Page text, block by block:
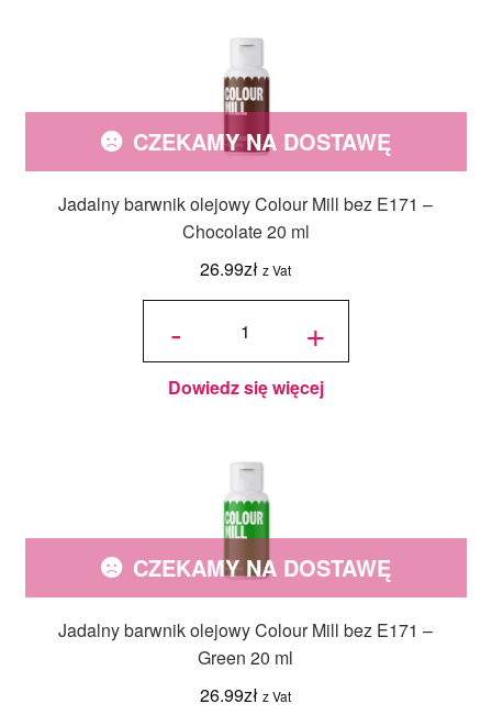
Jadalny barwnik olejowy Colour Mill bez E171 –
Chocolate 20 ml
26.99zł z Vat
CZEKAMY NA DOSTAWĘ
-
ilość
olejowy
Colour
Mill bez
E171 -
Chocolate
+
Dowiedz się więcej
Jadalny barwnik olejowy Colour Mill bez E171 –
Green 20 ml
26.99zł z Vat
CZEKAMY NA DOSTAWĘ